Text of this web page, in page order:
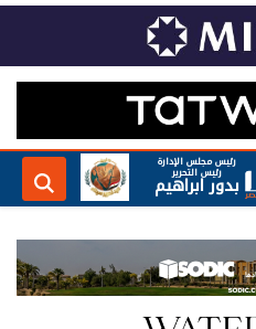
رئيس مجلس الإدارة
رئيس التحرير
بدور ابراهيم